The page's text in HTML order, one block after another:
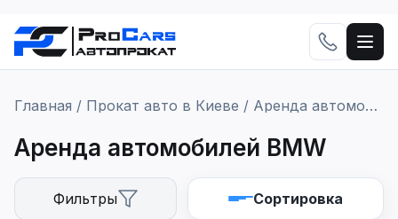
Главная / Прокат авто в Киеве / Аренда автомобилей BMW
Аренда автомобилей BMW
Фильтры Сортировка